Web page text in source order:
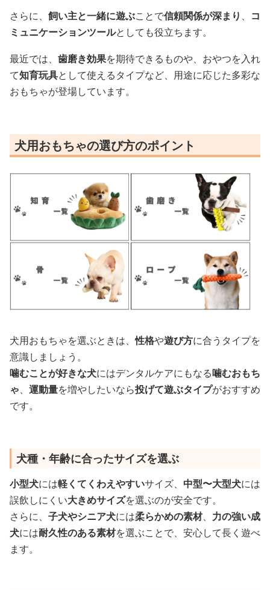
さらに、 飼い主と一緒に遊ぶことで信頼関係が深まり 、 コ
ミュニケーションツールとしても役立ちます。
最近では、 歯磨き効果を期待できるものや、おやつを入れ
て知育玩具として使えるタイプなど、用途に応じた多彩な
おもちゃが登場しています。
犬用おもちゃの選び方のポイント
犬用おもちゃを選ぶときは、性格や遊び方に合うタイプを
意識しましょう。
噛むことが好きな犬にはデンタルケアにもなる噛むおもち
ゃ、 運動量を増やしたいなら投げて遊ぶタイプがおすすめ
です。
犬種・年齢に合ったサイズを選ぶ
小型犬には軽くてくわえやすいサイズ、 中型〜大型犬には
誤飲しにくい大きめサイズを選ぶのが安全です。
さらに、 子犬やシニア犬には柔らかめの素材、 力の強い成
犬には耐久性のある素材を選ぶことで、安心して長く遊べ
ます。